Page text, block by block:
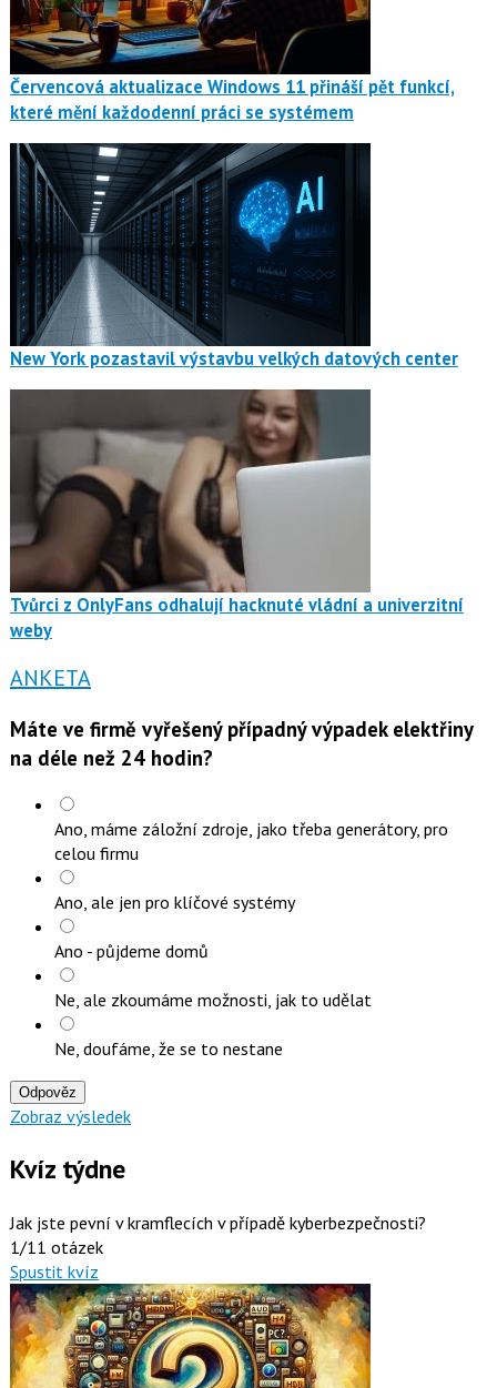
Červencová aktualizace Windows 11 přináší pět funkcí,
které mění každodenní práci se systémem
New York pozastavil výstavbu velkých datových center
Tvůrci z OnlyFans odhalují hacknuté vládní a univerzitní
weby
ANKETA
Máte ve firmě vyřešený případný výpadek elektřiny
na déle než 24 hodin?
Ano, máme záložní zdroje, jako třeba generátory, pro
celou firmu
Ano, ale jen pro klíčové systémy
Ano - půjdeme domů
Ne, ale zkoumáme možnosti, jak to udělat
Ne, doufáme, že se to nestane
Odpověz
Zobraz výsledek
Kvíz týdne
Jak jste pevní v kramflecích v případě kyberbezpečnosti?
1/11 otázek
Spustit kvíz